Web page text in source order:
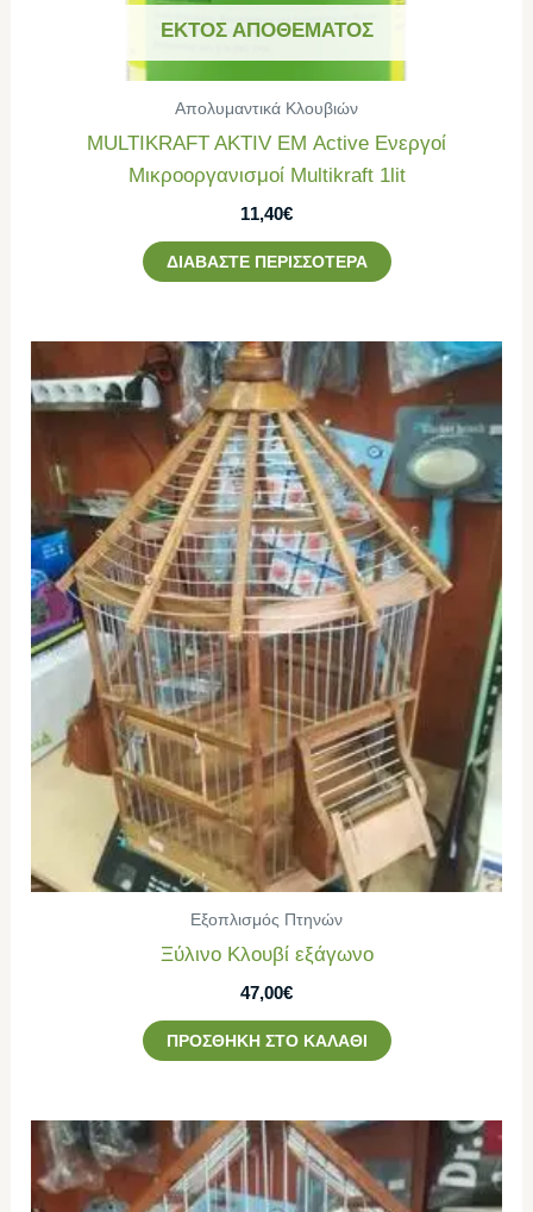
ΕΚΤΌΣ ΑΠΟΘΈΜΑΤΟΣ
Απολυμαντικά Κλουβιών
MULTIKRAFT AKTIV ΕΜ Active Ενεργοί
Μικροοργανισμοί Multikraft 1lit
11,40€
ΔΙΑΒΆΣΤΕ ΠΕΡΙΣΣΌΤΕΡΑ
Εξοπλισμός Πτηνών
Ξύλινο Κλουβί εξάγωνο
47,00€
ΠΡΟΣΘΉΚΗ ΣΤΟ ΚΑΛΆΘΙ